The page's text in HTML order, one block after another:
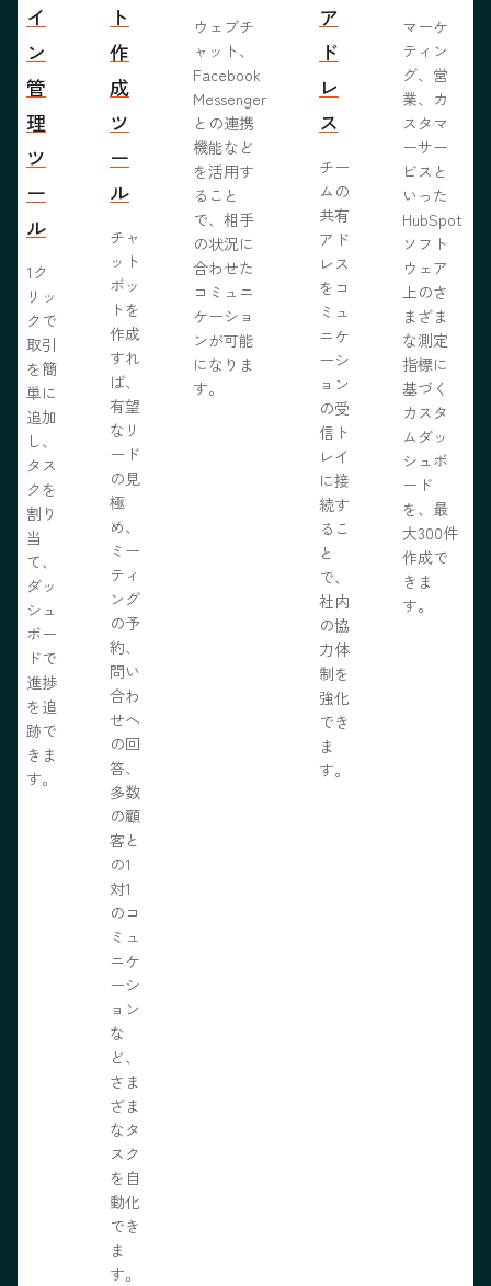
イ
ン
管
理
ツ
ー
ル
1ク
リッ
クで
取引
を簡
単に
追加
し、
タス
クを
割り
当
て、
ダッ
シュ
ボー
ドで
進捗
を追
跡で
きま
す。
ト
作
成
ツ
ー
ル
チャ
ット
ボッ
トを
作成
すれ
ば、
有望
なリ
ード
の見
極
め、
ミー
ティ
ング
の予
約、
問い
合わ
せへ
の回
答、
多数
の顧
客と
の1
対1
のコ
ミュ
ニケ
ーシ
ョン
な
ど、
さま
ざま
なタ
スク
を自
動化
でき
ま
す。
ウェブチ
ャット、
Facebook
Messenger
との連携
機能など
を活用す
ること
で、相手
の状況に
合わせた
コミュニ
ケーショ
ンが可能
になりま
す。
ア
ド
レ
ス
チー
ムの
共有
アド
レス
をコ
ミュ
ニケ
ーシ
ョン
の受
信ト
レイ
に接
続す
るこ
と
で、
社内
の協
力体
制を
強化
でき
ま
す。
マーケ
ティン
グ、営
業、カ
スタマ
ーサー
ビスと
いった
HubSpot
ソフト
ウェア
上のさ
まざま
な測定
指標に
基づく
カスタ
ムダッ
シュボ
ード
を、最
大300件
作成で
きま
す。